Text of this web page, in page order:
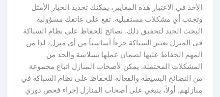
الأخذ في الاعتبار هذه المعايير، يمكنك تحديد الخيار الأمثل
وتجنب أي مشكلات مستقبلية. تقع على عاتقك مسؤولية
البحث الجيد لتحقيق ذلك. نصائح للحفاظ على نظام السباكة
في المنزل تعتبر السباكة جزءاً أساسياً من أي منزل، لذا من
المهم الحفاظ عليها لضمان عملها بسلاسة والحد من
المشكلات المحتملة. يمكن لأصحاب المنازل اتباع مجموعة
من النصائح البسيطة والفعالة للحفاظ على نظام السباكة في
منازلهم. أولاً، ينبغي على أصحاب المنازل إجراء فحص دوري